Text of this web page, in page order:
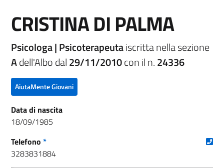
CRISTINA DI PALMA
Psicologa | Psicoterapeutaiscritta nella sezione
Adell'Albo dal29/11/2010con il n.24336
AiutaMente Giovani
Data di nascita
18/09/1985
Telefono *
3283831884